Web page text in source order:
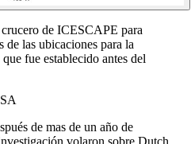
de ICESCAPE para
de las ubicaciones para la
fue establecido antes del
de mas de un año de
volaron sobre Dutch